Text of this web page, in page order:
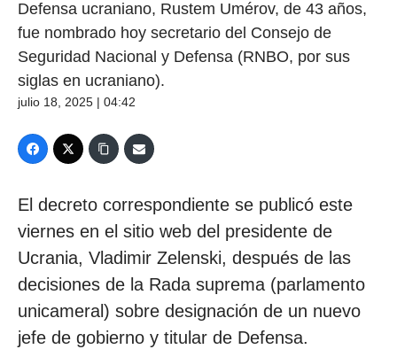
Defensa ucraniano, Rustem Umérov, de 43 años,
fue nombrado hoy secretario del Consejo de
Seguridad Nacional y Defensa (RNBO, por sus
siglas en ucraniano).
julio 18, 2025 | 04:42
El decreto correspondiente se publicó este
viernes en el sitio web del presidente de
Ucrania, Vladimir Zelenski, después de las
decisiones de la Rada suprema (parlamento
unicameral) sobre designación de un nuevo
jefe de gobierno y titular de Defensa.